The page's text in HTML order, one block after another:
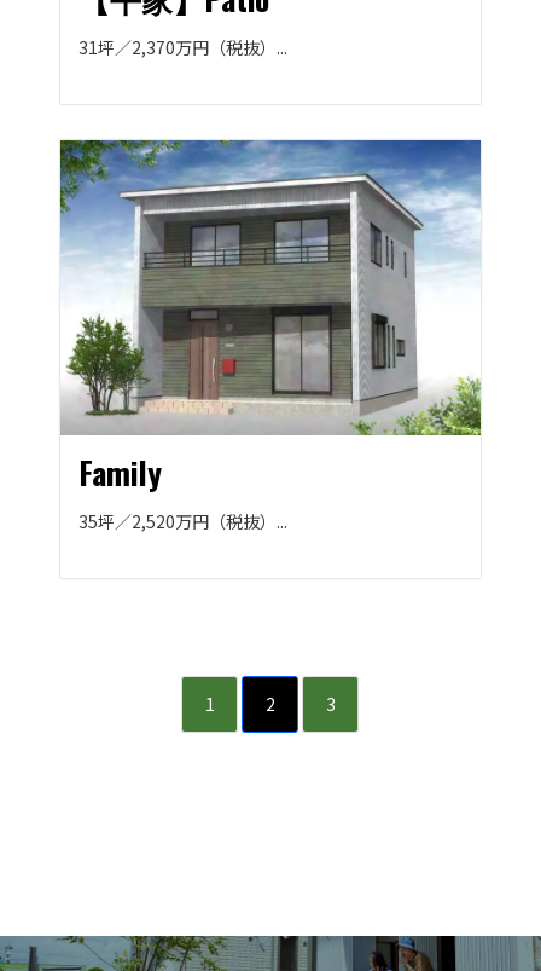
31坪／2,370万円（税抜）...
Family
35坪／2,520万円（税抜）...
1 2 3